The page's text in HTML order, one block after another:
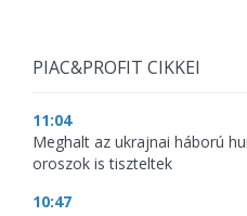
PIAC&PROFIT CIKKEI
11:04
Meghalt az ukrajnai háború
oroszok is tiszteltek
10:47